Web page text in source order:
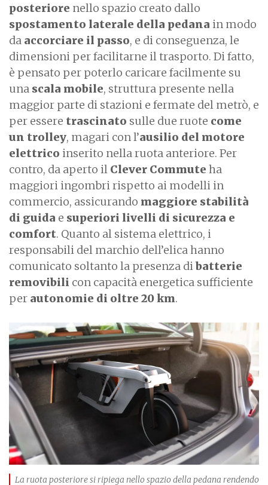
posteriore nello spazio creato dallo
spostamento laterale della pedana in modo
da accorciare il passo, e di conseguenza, le
dimensioni per facilitarne il trasporto. Di fatto,
è pensato per poterlo caricare facilmente su
una scala mobile, struttura presente nella
maggior parte di stazioni e fermate del metrò, e
per essere trascinato sulle due ruote come
un trolley, magari con l’ausilio del motore
elettrico inserito nella ruota anteriore. Per
contro, da aperto il Clever Commute ha
maggiori ingombri rispetto ai modelli in
commercio, assicurando maggiore stabilità
di guida e superiori livelli di sicurezza e
comfort. Quanto al sistema elettrico, i
responsabili del marchio dell’elica hanno
comunicato soltanto la presenza dibatterie
removibili con capacità energetica sufficiente
per autonomie di oltre 20 km.
La ruota posteriore si ripiega nello spazio della pedana rendendo